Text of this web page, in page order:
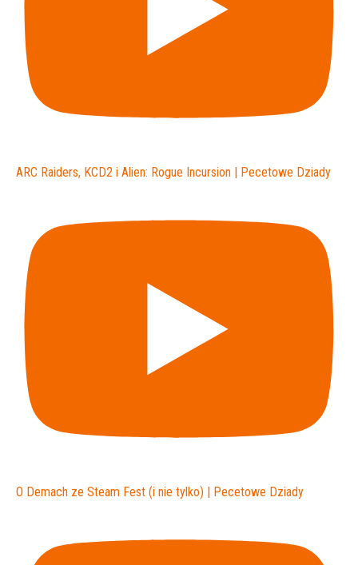
ARC Raiders, KCD2 i Alien: Rogue Incursion | Pecetowe Dziady
O Demach ze Steam Fest (i nie tylko) | Pecetowe Dziady